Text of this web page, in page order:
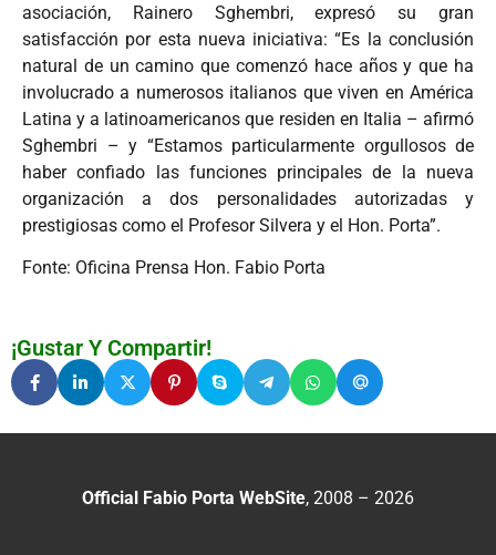
asociación, Rainero Sghembri, expresó su gran
satisfacción por esta nueva iniciativa: “Es la conclusión
natural de un camino que comenzó hace años y que ha
involucrado a numerosos italianos que viven en América
Latina y a latinoamericanos que residen en Italia – afirmó
Sghembri – y “Estamos particularmente orgullosos de
haber confiado las funciones principales de la nueva
organización a dos personalidades autorizadas y
prestigiosas como el Profesor Silvera y el Hon. Porta”.
Fonte: Oficina Prensa Hon. Fabio Porta
¡Gustar Y Compartir!
Official Fabio Porta WebSite, 2008 – 2026